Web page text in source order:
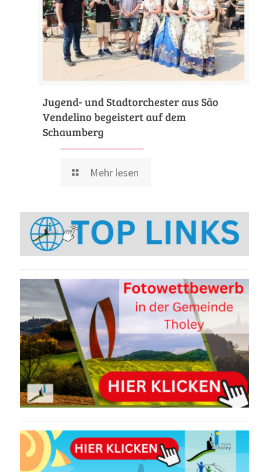
Jugend- und Stadtorchester aus São
Vendelino begeistert auf dem
Schaumberg
Mehr lesen